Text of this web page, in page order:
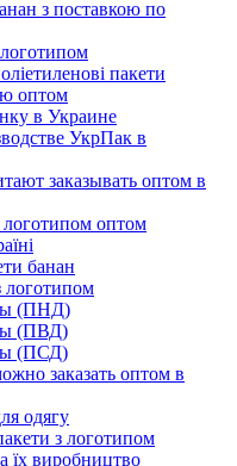
з поставкою по
пакети
оптом
в Украине
УкрПак в
заказывать оптом в
логотипом оптом
банан
логотипом
(ПНД)
(ПВД)
(ПСД)
заказать оптом в
одягу
з логотипом
їх виробництво